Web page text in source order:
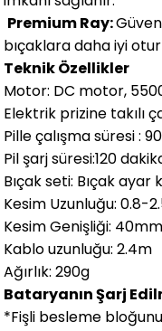
Premium Ray:
bıçaklara daha iyi
Teknik Özellikler
Motor: DC motor,
Elektrik prizine takılı
Pille çalışma süresi :
Pil şarj süresi:120
Bıçak seti: Bıçak
Kesim Uzunluğu: 0.8-
Kesim Genişliği: 40mm
Kablo uzunluğu: 2.4m
Ağırlık: 290g
Bataryanın Şarj
*Fişli besleme